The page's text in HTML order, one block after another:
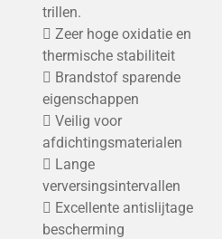
trillen.
 Zeer hoge oxidatie en
thermische stabiliteit
 Brandstof sparende
eigenschappen
 Veilig voor
afdichtingsmaterialen
 Lange
verversingsintervallen
 Excellente antislijtage
bescherming